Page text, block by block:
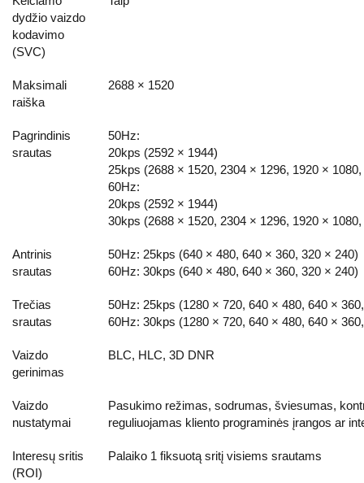
dydžio vaizdo
kodavimo
(SVC)
Maksimali
raiška
2688 × 1520
Pagrindinis
srautas
50Hz:
20kps (2592 × 1944)
25kps (2688 × 1520, 2304 × 1296, 1920 ×
60Hz:
20kps (2592 × 1944)
30kps (2688 × 1520, 2304 × 1296, 1920 ×
Antrinis
srautas
50Hz: 25kps (640 × 480, 640 × 360, 320 × 240)
60Hz: 30kps (640 × 480, 640 × 360, 320 × 240)
Trečias
srautas
50Hz: 25kps (1280 × 720, 640 × 480, 640 ×
60Hz: 30kps (1280 × 720, 640 × 480, 640 ×
Vaizdo
gerinimas
BLC, HLC, 3D DNR
Vaizdo
nustatymai
Pasukimo režimas, sodrumas, šviesumas,
reguliuojamas kliento programinės įrangos ar
Interesų sritis
(ROI)
Palaiko 1 fiksuotą sritį visiems srautams